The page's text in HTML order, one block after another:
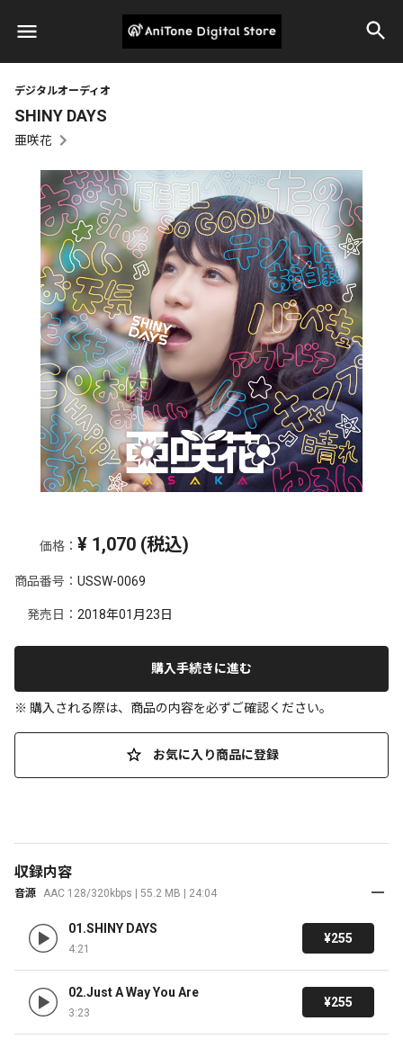
デジタルオーディオ
SHINY DAYS
亜咲花
価格： ¥ 1,070 (税込)
商品番号： USSW-0069
発売日： 2018年01月23日
購入手続きに進む
※ 購入される際は、商品の内容を必ずご確認ください。
お気に入り商品に登録
収録内容
音源 AAC 128/320kbps | 55.2 MB | 24:04
01.SHINY DAYS
4:21
¥255
02.Just A Way You Are
3:23
¥255